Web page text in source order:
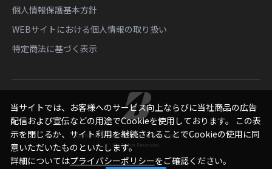
個人情報保護基本方針
WEBサイトにおける個人情報の取り扱い
特定商法に基づく表示
Copyright © Bridgestone Sports Sales Japan Co., Ltd.
All Rights Reserved.
当サイトでは、お客様へのサービス向上ならびに当社商品の広告
配信および宣伝などの用途でCookieを使用しております。 この表
示を閉じるか、サイト利用を継続されることでCookieの使用に同
意いただいたものといたします。
詳細についてはプライバシーポリシーをご確認ください。